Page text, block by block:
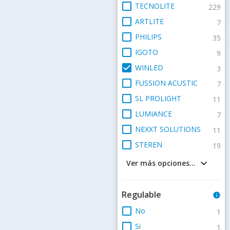
check_box_outline_blank TECNOLITE 229
check_box_outline_blank ARTLITE 7
check_box_outline_blank PHILIPS 35
check_box_outline_blank IGOTO 9
check_box WINLED 3
check_box_outline_blank FUSSION ACUSTIC 7
check_box_outline_blank SL PROLIGHT 11
check_box_outline_blank LUMIANCE 7
check_box_outline_blank NEXXT SOLUTIONS 11
check_box_outline_blank STEREN 19
keyboard_arrow_down
Ver más opciones...
Regulable info
check_box_outline_blank No 1
check_box_outline_blank Si 1